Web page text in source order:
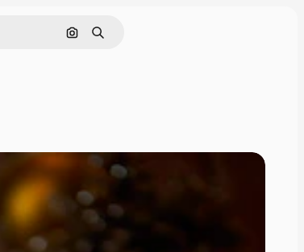
Cerca per immagine
Ricerca